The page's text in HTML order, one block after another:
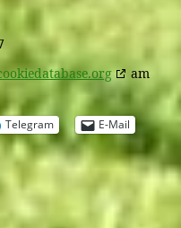
am
Telegram
E-Mail